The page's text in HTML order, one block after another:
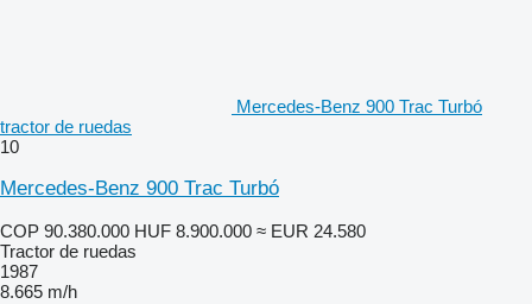
Mercedes-Benz 900 Trac Turbó
tractor de ruedas
10
Mercedes-Benz 900 Trac Turbó
COP 90.380.000 HUF 8.900.000 ≈ EUR 24.580
Tractor de ruedas
1987
8.665 m/h